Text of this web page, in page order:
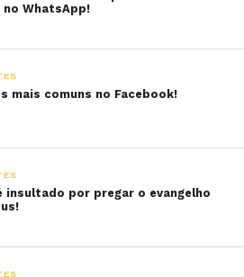
no WhatsApp!
mais comuns no Facebook!
insultado por pregar o evangelho